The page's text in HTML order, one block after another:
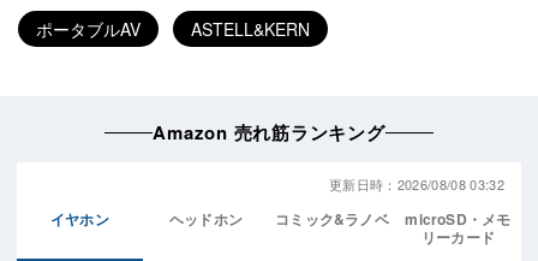
ポータブルAV ASTELL&KERN